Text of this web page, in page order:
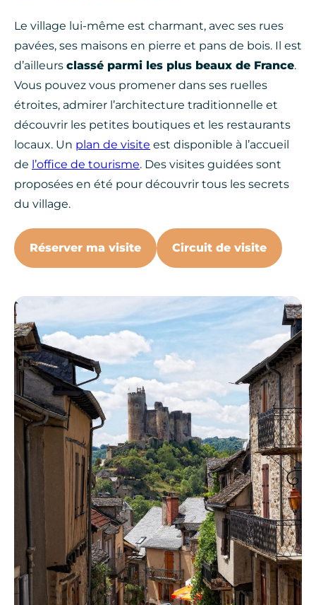
Le village lui-même est charmant, avec ses rues
pavées, ses maisons en pierre et pans de bois. Il est
d’ailleurs classé parmi les plus beaux de France.
Vous pouvez vous promener dans ses ruelles
étroites, admirer l’architecture traditionnelle et
découvrir les petites boutiques et les restaurants
locaux. Un plan de visite est disponible à l’accueil
de l’office de tourisme. Des visites guidées sont
proposées en été pour découvrir tous les secrets
du village.
Réserver ma visite Circuit de visite